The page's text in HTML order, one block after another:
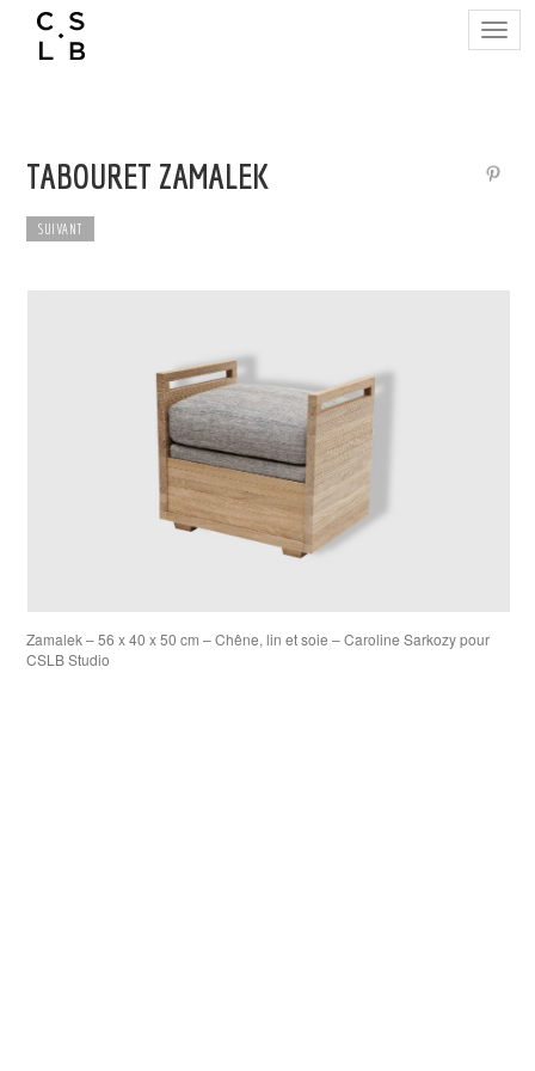
TABOURET ZAMALEK
SUIVANT
Zamalek – 56 x 40 x 50 cm – Chêne, lin et soie – Caroline Sarkozy pour
CSLB Studio